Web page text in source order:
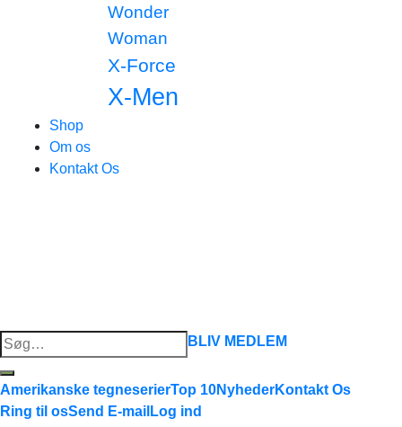
Wonder
Woman
X-Force
X-Men
Shop
Om os
Kontakt Os
Søg
efter:
BLIV MEDLEM
Amerikanske tegneserierTop 10NyhederKontakt Os
Ring til osSend E-mail Log ind